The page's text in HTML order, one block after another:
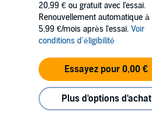
20,99 € ou gratuit avec l'essai.
Renouvellement automatique à
5,99 €/mois après l'essai. Voir
conditions d'éligibilité
Essayez pour 0,00 €
Plus d'options d'achat